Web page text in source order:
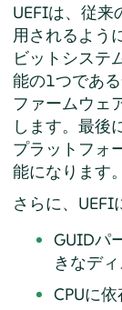
UEFIは、従来
用されるよう
ビットシステ
能の1つであ
ファームウェ
します。最後
プラットフォ
能になります。
さらに、UEFI
GUIDパ
きなデ
CPUに